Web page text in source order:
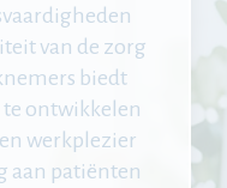
van de zorg
biedt
ontwikkelen
werkplezier
aan patiënten